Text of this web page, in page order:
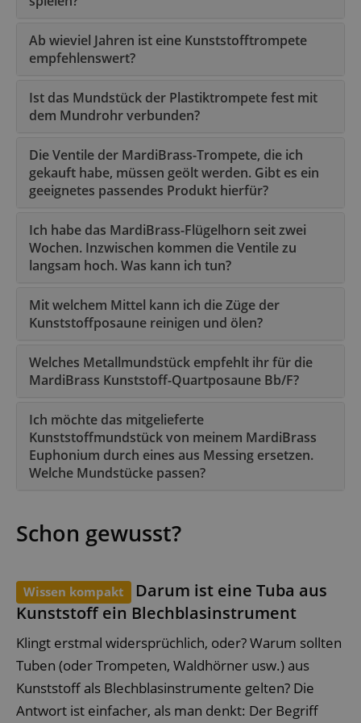
Ab wieviel Jahren ist eine Kunststofftrompete
empfehlenswert?
Ist das Mundstück der Plastiktrompete fest mit
dem Mundrohr verbunden?
Die Ventile der MardiBrass-Trompete, die ich
gekauft habe, müssen geölt werden. Gibt es ein
geeignetes passendes Produkt hierfür?
Ich habe das MardiBrass-Flügelhorn seit zwei
Wochen. Inzwischen kommen die Ventile zu
langsam hoch. Was kann ich tun?
Mit welchem Mittel kann ich die Züge der
Kunststoffposaune reinigen und ölen?
Welches Metallmundstück empfehlt ihr für die
MardiBrass Kunststoff-Quartposaune Bb/F?
Ich möchte das mitgelieferte
Kunststoffmundstück von meinem MardiBrass
Euphonium durch eines aus Messing ersetzen.
Welche Mundstücke passen?
Schon gewusst?
Wissen kompakt
Darum ist eine Tuba aus
Kunststoff ein Blechblasinstrument
Klingt erstmal widersprüchlich, oder? Warum sollten
Tuben (oder Trompeten, Waldhörner usw.) aus
Kunststoff als Blechblasinstrumente gelten? Die
Antwort ist einfacher, als man denkt: Der Begriff